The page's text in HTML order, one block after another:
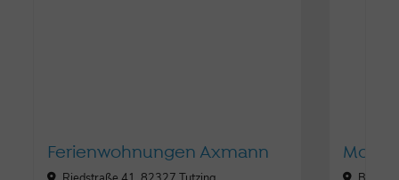
Ferienwohnungen Axmann